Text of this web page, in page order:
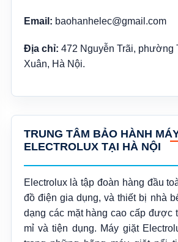
Email: baohanhelec@gmail.com
Địa chỉ: 472 Nguyễn Trãi, phường
Xuân, Hà Nội.
TRUNG TÂM BẢO HÀNH
ELECTROLUX TẠI HÀ NỘI
Electrolux là tập đoàn hàng đầu
đồ điện gia dụng, và thiết bị nhà
dạng các mặt hàng cao cấp được
mỉ và tiện dụng. Máy giặt